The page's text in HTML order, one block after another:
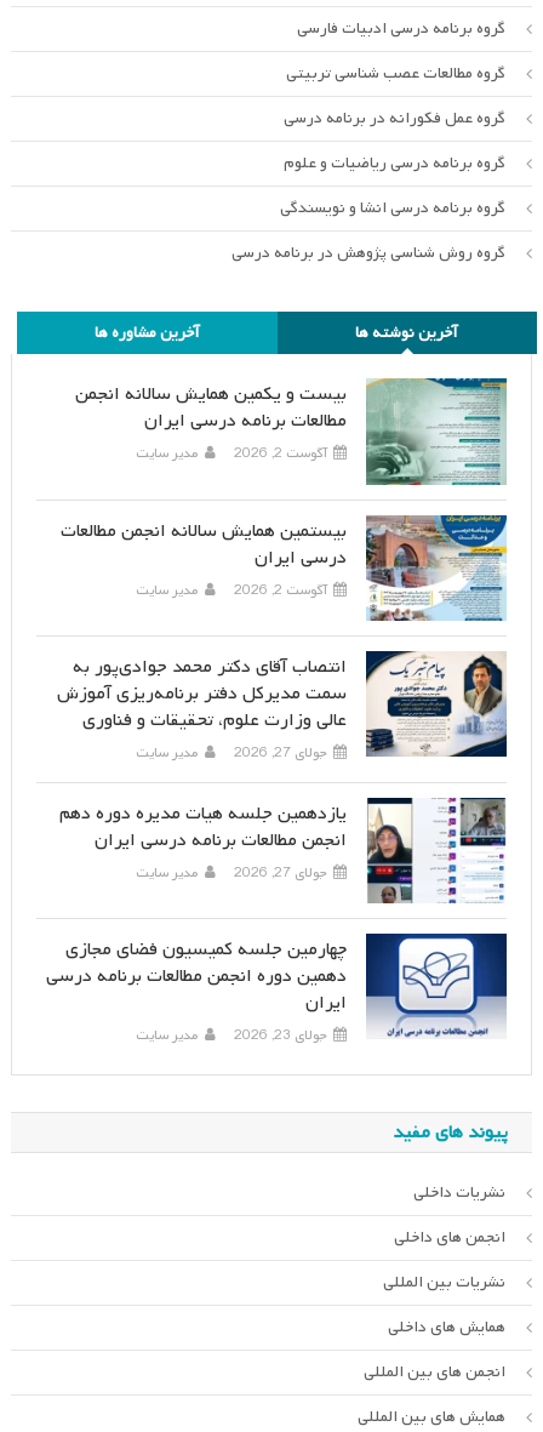
گروه برنامه درسی ادبیات فارسی
گروه مطالعات عصب شناسی تربیتی
گروه عمل فکورانه در برنامه درسی
گروه برنامه درسی ریاضیات و علوم
گروه برنامه درسی انشا و نویسندگی
گروه روش شناسی پژوهش در برنامه درسی
آخرین نوشته ها آخرین مشاوره ها
بیست و یکمین همایش سالانه انجمن
مطالعات برنامه درسی ایران
آگوست 2, 2026 مدیر سایت
بیستمین همایش سالانه انجمن مطالعات
درسی ایران
آگوست 2, 2026 مدیر سایت
انتصاب آقای دکتر محمد جوادی‌پور به
سمت مدیرکل دفتر برنامه‌ریزی آموزش
عالی وزارت علوم، تحقیقات و فناوری
جولای 27, 2026 مدیر سایت
یازدهمین جلسه هیات مدیره دوره دهم
انجمن مطالعات برنامه درسی ایران
جولای 27, 2026 مدیر سایت
چهارمین جلسه کمیسیون فضای مجازی
دهمین دوره انجمن مطالعات برنامه درسی
ایران
جولای 23, 2026 مدیر سایت
پیوند های مفید
نشریات داخلی
انجمن های داخلی
نشریات بین المللی
همایش های داخلی
انجمن های بین المللی
همایش های بین المللی